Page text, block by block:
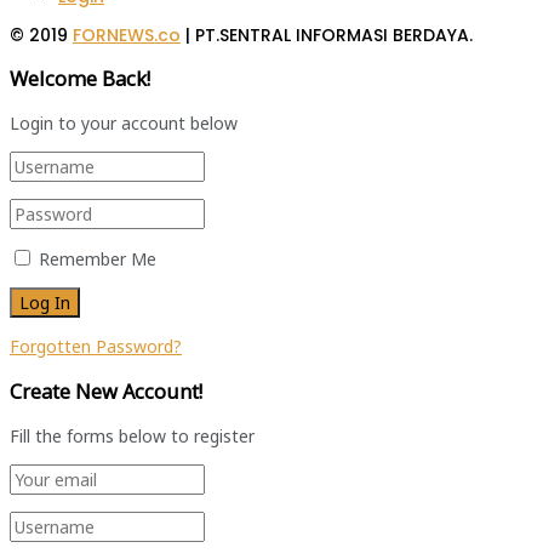
© 2019 FORNEWS.co | PT.SENTRAL INFORMASI BERDAYA.
Welcome Back!
Login to your account below
Remember Me
Forgotten Password?
Create New Account!
Fill the forms below to register